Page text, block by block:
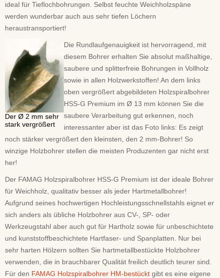
ideal für Tieflochbohrungen. Selbst feuchte Weichholzspäne
werden wunderbar auch aus sehr tiefen Löchern
heraustransportiert!
Der Ø 2 mm sehr
stark vergrößert
Die Rundlaufgenauigkeit ist hervorragend, mit
diesem Bohrer erhalten Sie absolut maßhaltige,
saubere und splitterfreie Bohrungen in Vollholz
sowie in allen Holzwerkstoffen! An dem links
oben vergrößert abgebildeten Holzspiralbohrer
HSS-G Premium im Ø 13 mm können Sie die
saubere Verarbeitung gut erkennen, noch
interessanter aber ist das Foto links: Es zeigt
noch stärker vergrößert den kleinsten, den 2 mm-Bohrer! So
winzige Holzbohrer stellen die meisten Produzenten gar nicht erst
her!
Der FAMAG Holzspiralbohrer HSS-G Premium ist der ideale Bohrer
für Weichholz, qualitativ besser als jeder Hartmetallbohrer!
Aufgrund seines hochwertigen Hochleistungsschnellstahls eignet er
sich anders als übliche Holzbohrer aus CV-, SP- oder
Werkzeugstahl aber auch gut für Hartholz sowie für unbeschichtete
und kunststoffbeschichtete Hartfaser- und Spanplatten. Nur bei
sehr harten Hölzern sollten Sie hartmetallbestückte Holzbohrer
verwenden, die in brauchbarer Qualität freilich deutlich teurer sind.
Für den FAMAG Holzspiralbohrer HM-bestückt gibt es eine eigene